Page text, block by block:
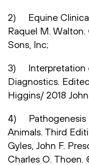
2) Equine
Raquel M. Walton.
Sons, Inc;
3) Interpretation
Diagnostics.
Higgins/ 2018
4) Pathogenesis
Animals. Third
Gyles, John F.
Charles O.